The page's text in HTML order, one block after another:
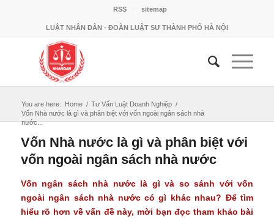
RSS sitemap
LUẬT NHÂN DÂN - ĐOÀN LUẬT SƯ THÀNH PHỐ HÀ NỘI
You are here: Home / Tư Vấn Luật Doanh Nghiệp /
Vốn Nhà nước là gì và phân biệt với vốn ngoài ngân sách nhà
nước...
Vốn Nhà nước là gì và phân biệt với
vốn ngoài ngân sách nhà nước
Vốn ngân sách nhà nước là gì và so sánh với vốn
ngoài ngân sách nhà nước có gì khác nhau? Để tìm
hiểu rõ hơn về vấn đề này, mời bạn đọc tham khảo bài